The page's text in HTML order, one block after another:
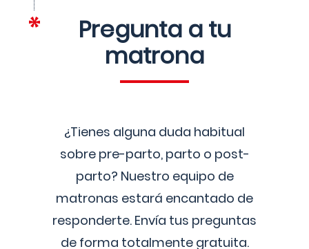
Pregunta a tu
matrona
¿Tienes alguna duda habitual
sobre pre-parto, parto o post-
parto? Nuestro equipo de
matronas estará encantado de
responderte. Envía tus preguntas
de forma totalmente gratuita.